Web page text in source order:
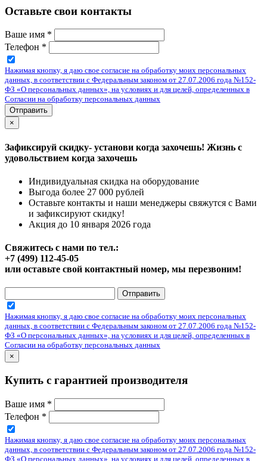
Оставьте свои контакты
Ваше имя *
Телефон *
Нажимая кнопку, я даю свое согласие на обработку моих персональных
данных, в соответствии с Федеральным законом от 27.07.2006 года №152-
ФЗ «О персональных данных», на условиях и для целей, определенных в
Согласии на обработку персональных данных
Отправить
×
Зафиксируй скидку- установи когда захочешь! Жизнь с
удовольствием когда захочешь
Индивидуальная скидка на оборудование
Выгода более 27 000 рублей
Оставьте контакты и наши менеджеры свяжутся с Вами
и зафиксируют скидку!
Акция до 10 января 2026 года
Свяжитесь с нами по тел.:
+7 (499) 112-45-05
или оставьте свой контактный номер, мы перезвоним!
Отправить
Нажимая кнопку, я даю свое согласие на обработку моих персональных
данных, в соответствии с Федеральным законом от 27.07.2006 года №152-
ФЗ «О персональных данных», на условиях и для целей, определенных в
Согласии на обработку персональных данных
×
Купить с гарантией производителя
Ваше имя *
Телефон *
Нажимая кнопку, я даю свое согласие на обработку моих персональных
данных, в соответствии с Федеральным законом от 27.07.2006 года №152-
ФЗ «О персональных данных», на условиях и для целей, определенных в